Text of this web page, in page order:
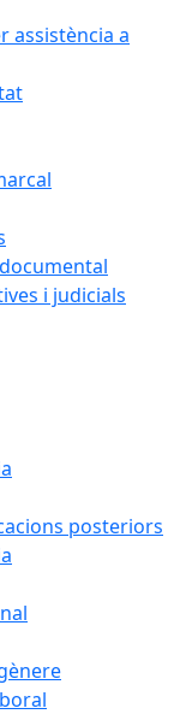
assistència a
i judicials
posteriors